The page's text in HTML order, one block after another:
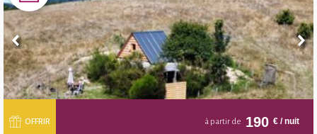
OFFRIR à partir de 190 € / nuit